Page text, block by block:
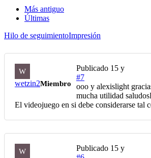
Más antiguo
Últimas
Hilo de seguimientoImpresión
W
wetzin2Miembro
Publicado 15 y
#7
ooo y alexislight
mucha utilidad
El videojuego en si debe considerarse tal
W Publicado 15 y